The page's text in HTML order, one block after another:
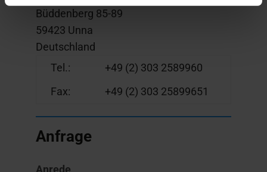
Büddenberg 85-89
59423 Unna
Deutschland
Tel.:
+49 (2) 303 2589960
Fax:
+49 (2) 303 25899651
Anfrage
Anrede